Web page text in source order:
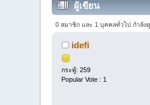
ผู้เขียน
0 สมาชิก และ 1 บุคคลทั่วไป กำลัง
idefi
กระทู้: 259
Popular Vote : 1